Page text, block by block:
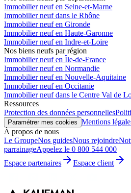
Immobilier neuf en Seine-et-Marne
Immobilier neuf dans le Rhône
Immobilier neuf en Gironde
Immobilier neuf en Haute-Garonne
Immobilier neuf en Indre-et-Loire
Nos biens neufs par région
Immobilier neuf en Île-de-France
Immobilier neuf en Normandie
Immobilier neuf en Nouvelle-Aquitaine
Immobilier neuf en Occitanie
Immobilier neuf dans le Centre Val de
Ressources
Protection des données personnelles
Paramétrer mes cookies Mentions
À propos de nous
Le GroupeNos guidesNous rejoindre
parrainageAppelez le 0 800 544 000
Espace partenaires
Espace client